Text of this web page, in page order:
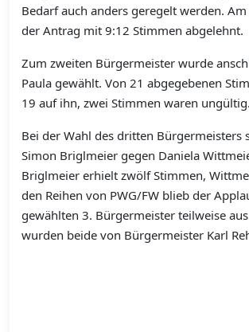
Bedarf auch anders geregelt werden.
der Antrag mit 9:12 Stimmen abgelehnt.
Zum zweiten Bürgermeister wurde
Paula gewählt. Von 21 abgegebenen
19 auf ihn, zwei Stimmen waren ungültig.
Bei der Wahl des dritten Bürgermeisters
Simon Briglmeier gegen Daniela
Briglmeier erhielt zwölf Stimmen,
den Reihen von PWG/FW blieb der
gewählten 3. Bürgermeister teilweise
wurden beide von Bürgermeister Karl